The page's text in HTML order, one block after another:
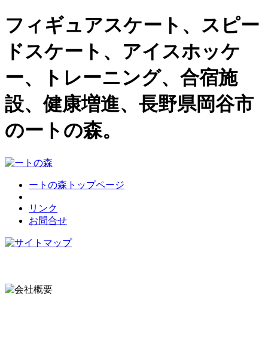
フィギュアスケート、スピー
ドスケート、アイスホッケ
ー、トレーニング、合宿施
設、健康増進、長野県岡谷市
のートの森。
ートの森トップページ
リンク
お問合せ